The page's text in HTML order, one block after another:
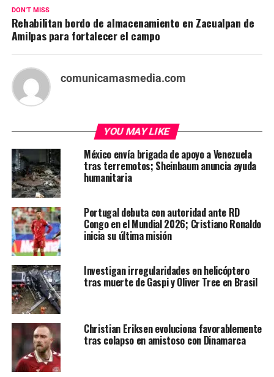
DON'T MISS
Rehabilitan bordo de almacenamiento en Zacualpan de
Amilpas para fortalecer el campo
comunicamasmedia.com
YOU MAY LIKE
México envía brigada de apoyo a Venezuela
tras terremotos; Sheinbaum anuncia ayuda
humanitaria
Portugal debuta con autoridad ante RD
Congo en el Mundial 2026; Cristiano Ronaldo
inicia su última misión
Investigan irregularidades en helicóptero
tras muerte de Gaspi y Oliver Tree en Brasil
Christian Eriksen evoluciona favorablemente
tras colapso en amistoso con Dinamarca